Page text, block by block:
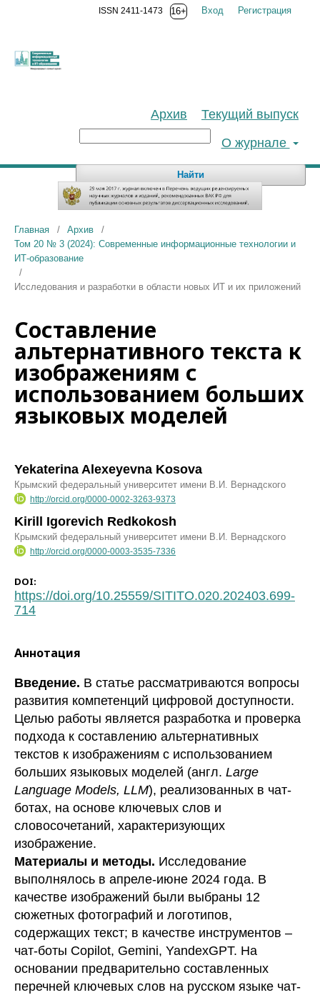
Текущий выпуск
Архив
О журнале
Найти
Регистрация
Вход
ISSN 2411-1473 16+
Главная / Архив
/
Том 20 № 3 (2024): Современные информационные технологии и
ИТ-образование
/
Исследования и разработки в области новых ИТ и их приложений
Составление
альтернативного текста к
изображениям с
использованием больших
языковых моделей
Yekaterina Alexeyevna Kosova
Крымский федеральный университет имени В.И. Вернадского
http://orcid.org/0000-0002-3263-9373
Kirill Igorevich Redkokosh
Крымский федеральный университет имени В.И. Вернадского
http://orcid.org/0000-0003-3535-7336
DOI:
https://doi.org/10.25559/SITITO.020.202403.699-
714
Аннотация
Введение. В статье рассматриваются вопросы
развития компетенций цифровой доступности.
Целью работы является разработка и проверка
подхода к составлению альтернативных
текстов к изображениям с использованием
больших языковых моделей (англ. Large
Language Models, LLM), реализованных в чат-
ботах, на основе ключевых слов и
словосочетаний, характеризующих
изображение.
Материалы и методы. Исследование
выполнялось в апреле-июне 2024 года. В
качестве изображений были выбраны 12
сюжетных фотографий и логотипов,
содержащих текст; в качестве инструментов –
чат-боты Copilot, Gemini, YandexGPT. На
основании предварительно составленных
перечней ключевых слов на русском языке чат-